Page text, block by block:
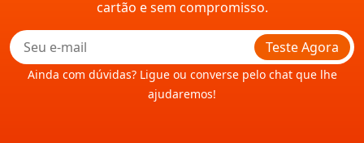
cartão e sem compromisso.
Teste Agora
Ainda com dúvidas? Ligue ou converse pelo chat que lhe
ajudaremos!